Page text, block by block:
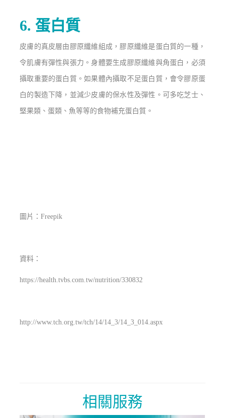
6. 蛋白質
皮膚的真皮層由膠原纖維組成，膠原纖維是蛋白質的一種，
令肌膚有彈性與張力。身體要生成膠原纖維與角蛋白，必須
攝取重要的蛋白質。如果體內攝取不足蛋白質，會令膠原蛋
白的製造下降，並減少皮膚的保水性及彈性。 可多吃芝士、
堅果類、蛋類、 魚等等的食物補充蛋白質。
圖片：Freepik
資料：
https://health.tvbs.com.tw/nutrition/330832
http://www.tch.org.tw/tch/14/14_3/14_3_014.aspx
相關服務